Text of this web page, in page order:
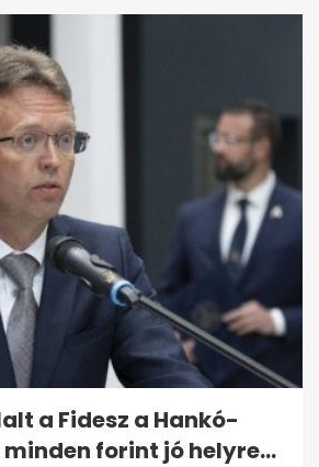
a Fidesz a Hankó-
forint jó helyre...